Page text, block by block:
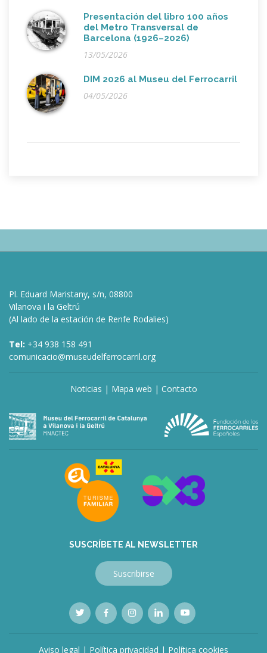
Presentación del libro 100 años
del Metro Transversal de
Barcelona (1926–2026)
13/05/2026
DIM 2026 al Museu del Ferrocarril
04/05/2026
Pl. Eduard Maristany, s/n, 08800
Vilanova i la Geltrú
(Al lado de la estación de Renfe Rodalies)
Tel: +34 938 158 491
comunicacio@museudelferrocarril.org
Noticias | Mapa web | Contacto
SUSCRÍBETE AL NEWSLETTER
Suscribirse
Aviso legal | Política privacidad | Política cookies